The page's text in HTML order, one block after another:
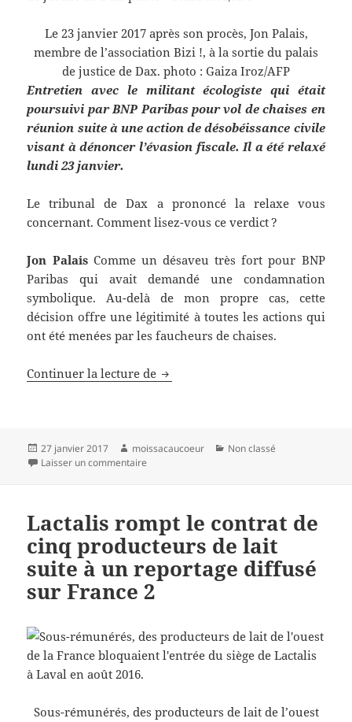
Le 23 janvier 2017 après son procès, Jon Palais,
membre de l’association Bizi !, à la sortie du palais
de justice de Dax. photo : Gaiza Iroz/AFP
Entretien avec le militant écologiste qui était
poursuivi par BNP Paribas pour vol de chaises en
réunion suite à une action de désobéissance civile
visant à dénoncer l’évasion fiscale. Il a été relaxé
lundi 23 janvier.
Le tribunal de Dax a prononcé la relaxe vous
concernant. Comment lisez-vous ce verdict ?
Jon PalaisComme un désaveu très fort pour BNP
Paribas qui avait demandé une condamnation
symbolique. Au-delà de mon propre cas, cette
décision offre une légitimité à toutes les actions qui
ont été menées par les faucheurs de chaises.
Continuer la lecture de Jon Palais « Les citoyens ont le
Publié
le
27 janvier 2017 Auteur
moissacaucoeur Catégories
Non classé
Laisser un commentaire
Lactalis rompt le contrat de
cinq producteurs de lait
suite à un reportage diffusé
sur France 2
Sous-rémunérés, des producteurs de lait de l’ouest